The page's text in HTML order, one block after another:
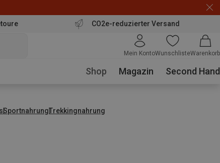
CO2e-reduzierter Versand
Mein KontoWunschlisteWarenkorb
Shop Magazin Second Hand
SportnahrungTrekkingnahrung